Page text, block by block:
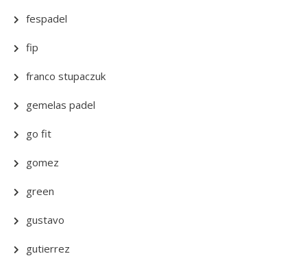
fespadel
fip
franco stupaczuk
gemelas padel
go fit
gomez
green
gustavo
gutierrez